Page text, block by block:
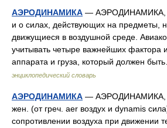
АЭРОДИНАМИКА — АЭРОДИНАМИКА,
и о силах, действующих на предметы,
движущиеся в воздушной среде.
учитывать четыре важнейших фактора
аппарата и груза, который должен
энциклопедический словарь
АЭРОДИНАМИКА — АЭРОДИНАМИКА,
жен. (от греч. aer воздух и dynamis
сопротивлении воздуха при движении